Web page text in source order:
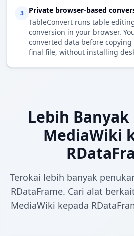
3
Private browser-based
TableConvert runs table
conversion in your browser.
converted data before
final file, without installing
Lebih
MediaWiki
Terokai lebih banyak
RDataFrame. Cari alat
MediaWiki kepada